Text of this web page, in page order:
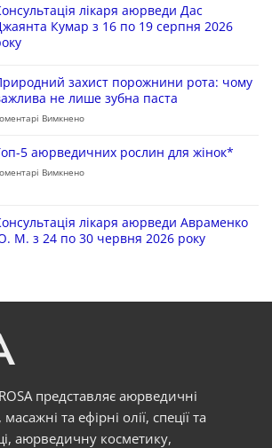
лікаря аюрведи Дас
Кумар з 16 по 19 серпня 2026
захист порожнини рота: чому
не лише зубна паста
Вимкнено
5 аюрведичних рослин для жінок*
Вимкнено
лікаря аюрведи Авраменко
М. з 24 по 30 червня 2026 року
представляє аюрведичні
та ефірні олії, спеції та
аюрведичну косметику,